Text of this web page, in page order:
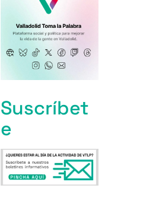
Suscríbet
e